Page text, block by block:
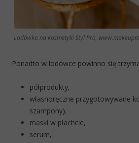
Lodówka na kosmetyki Styl Pro,
Ponadto w lodówce powinno się
półprodukty,
własnoręczne przygotowywane
szampony),
maski w płachcie,
serum,